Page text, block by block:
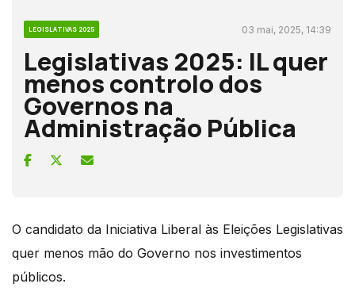
LEGISLATIVAS 2025 03 mai, 2025, 14:39
Legislativas 2025: IL quer
menos controlo dos
Governos na
Administração Pública
O candidato da Iniciativa Liberal às Eleições Legislativas
quer menos mão do Governo nos investimentos
públicos.